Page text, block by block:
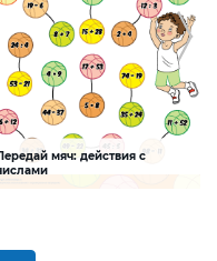
мяч: действия с